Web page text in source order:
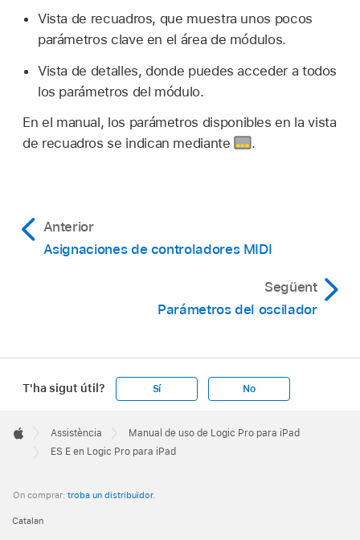
Vista de recuadros, que muestra unos pocos
parámetros clave en el área de módulos.
Vista de detalles, donde puedes acceder a todos
los parámetros del módulo.
En el manual, los parámetros disponibles en la vista
de recuadros se indican mediante
.
Anterior
Asignaciones de controladores MIDI
Següent
Parámetros del oscilador
T'ha sigut útil? Sí No
Footer

Apple
Assistència
Manual de uso de Logic Pro para iPad
ES E en Logic Pro para iPad
On comprar: troba un distribuïdor.
Catalan